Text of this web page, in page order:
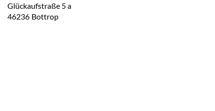
Glückaufstraße 5 a
46236 Bottrop